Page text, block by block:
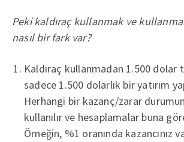
Peki kaldıraç kullanmak ve
nasıl bir fark var?
Kaldıraç kullanmadan 1.500 dolar
sadece 1.500 dolarlık bir yatırım
Herhangi bir kazanç/zarar
kullanılır ve hesaplamalar buna
Örneğin, %1 oranında kazancınız